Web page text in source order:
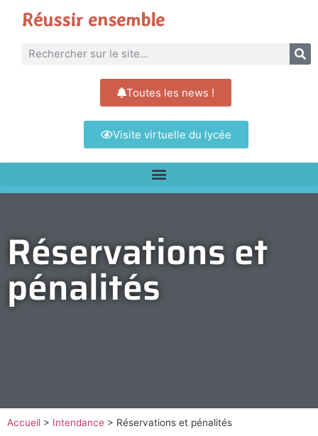
Réussir ensemble
Toutes les news !
Visite virtuelle du lycée
Réservations et
pénalités
Accueil > Intendance > Réservations et pénalités